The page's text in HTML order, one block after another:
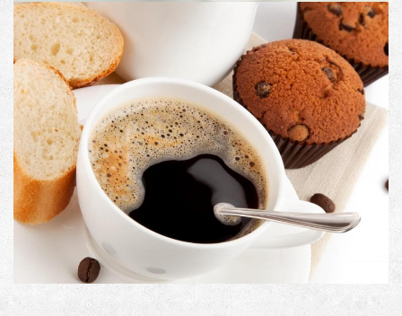
PRODUCT CODE
Image with Lightbox